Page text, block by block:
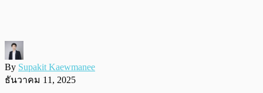
By Supakit Kaewmanee
ธันวาคม 11, 2025